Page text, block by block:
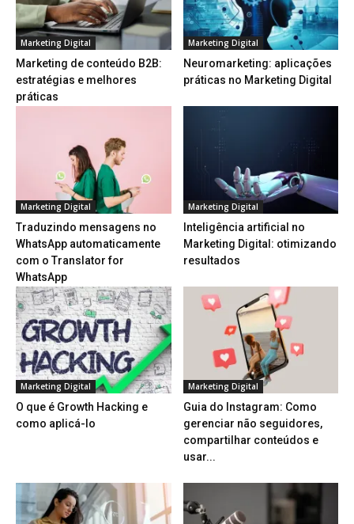
Marketing Digital
Marketing de conteúdo B2B:
estratégias e melhores
práticas
Marketing Digital
Neuromarketing: aplicações
práticas no Marketing Digital
Marketing Digital
Traduzindo mensagens no
WhatsApp automaticamente
com o Translator for
WhatsApp
Marketing Digital
Inteligência artificial no
Marketing Digital: otimizando
resultados
Marketing Digital
O que é Growth Hacking e
como aplicá-lo
Marketing Digital
Guia do Instagram: Como
gerenciar não seguidores,
compartilhar conteúdos e
usar...